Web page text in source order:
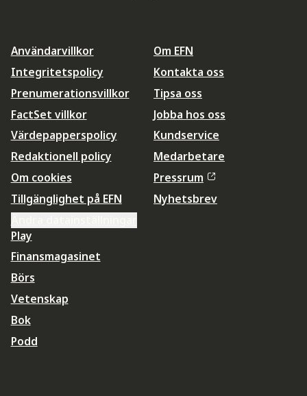
Användarvillkor
Integritetspolicy
Prenumerationsvillkor
FactSet villkor
Värdepapperspolicy
Redaktionell policy
Om cookies
Tillgänglighet på EFN
Om EFN
Kontakta oss
Tipsa oss
Jobba hos oss
Kundservice
Medarbetare
Pressrum
Nyhetsbrev
Play
Finansmagasinet
Börs
Vetenskap
Bok
Podd